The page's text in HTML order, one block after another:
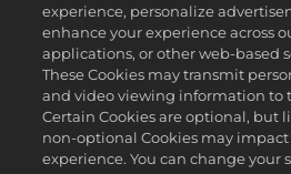
Cookiebeleid
Mijn persoonlijke informatie
Order Lookup &
2K Ad
experience, personalize
enhance your experience across
applications, or other web-based
These Cookies may transmit
and video viewing information to
Certain Cookies are optional, but
non-optional Cookies may
experience. You can change your